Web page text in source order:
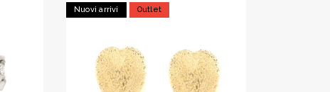
Nuovi arrivi Outlet